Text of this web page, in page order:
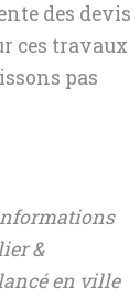
des devis
ces travaux
pas
&
en ville